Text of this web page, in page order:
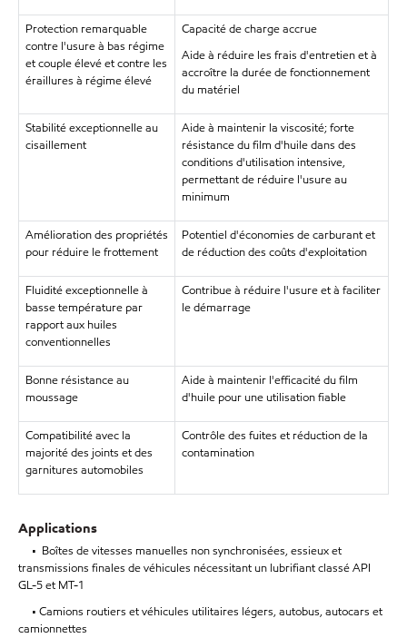
Protection remarquable
contre l'usure à bas régime
et couple élevé et contre les
éraillures à régime élevé
Capacité de charge accrue
Aide à réduire les frais d'entretien et à
accroître la durée de fonctionnement
du matériel
Stabilité exceptionnelle au
cisaillement
Aide à maintenir la viscosité; forte
résistance du film d'huile dans des
conditions d'utilisation intensive,
permettant de réduire l'usure au
minimum
Amélioration des propriétés
pour réduire le frottement
Potentiel d'économies de carburant et
de réduction des coûts d'exploitation
Fluidité exceptionnelle à
basse température par
rapport aux huiles
conventionnelles
Contribue à réduire l'usure et à faciliter
le démarrage
Bonne résistance au
moussage
Aide à maintenir l'efficacité du film
d'huile pour une utilisation fiable
Compatibilité avec la
majorité des joints et des
garnitures automobiles
Contrôle des fuites et réduction de la
contamination
Applications
• Boîtes de vitesses manuelles non synchronisées, essieux et
transmissions finales de véhicules nécessitant un lubrifiant classé API
GL-5 et MT-1
• Camions routiers et véhicules utilitaires légers, autobus, autocars et
camionnettes